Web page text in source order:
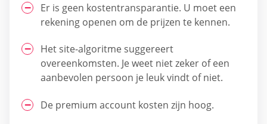
Er is geen kostentransparantie. U moet een
rekening openen om de prijzen te kennen.
Het site-algoritme suggereert
overeenkomsten. Je weet niet zeker of een
aanbevolen persoon je leuk vindt of niet.
De premium account kosten zijn hoog.